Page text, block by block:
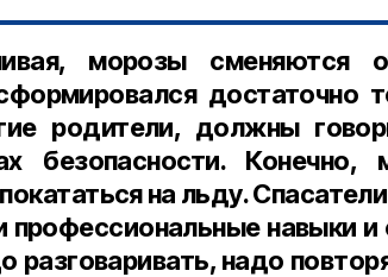
морозы сменяются
достаточно
родители, должны
безопасности. Конечно,
на льду.
профессиональные навыки и
разговаривать, надо